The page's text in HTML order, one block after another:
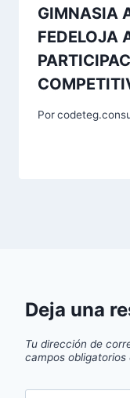
GIMNASIA
FEDELOJA
Por
Deja una
Tu dirección de
campos